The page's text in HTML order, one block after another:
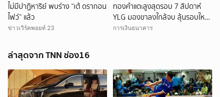
ไม่มีปาฏิหาริย์ พบร่าง “เต้ ดรากอน
ไฟว์” แล้ว
ข่าวเวิร์คพอยท์ 23
ทองคำแตะสูงสุดรอบ 7 สัปดาห์
YLG มองขาลงใกล้จบ ลุ้นรอบใหม่
แตะบาทละ 82,200 บาท
การเงินธนาคาร
ล่าสุดจาก TNN ช่อง16